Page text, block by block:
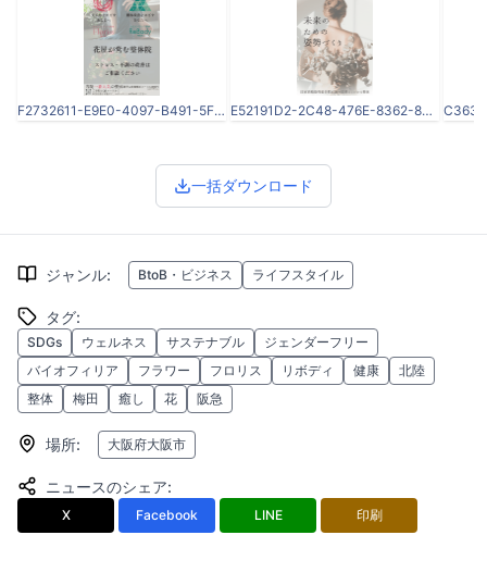
F2732611-E9E0-4097-B491-5F83C7D2A8E6.png E52191D2-2C48-476E-8362-89ADBB715425.png
一括ダウンロード
ジャンル: BtoB・ビジネス ライフスタイル
タグ:
SDGs ウェルネス サステナブル
ジェンダーフリー
バイオフィリア
フラワー フロリス リボディ 健康
北陸
整体
梅田 癒し 花 阪急
場所: 大阪府大阪市
ニュースのシェア:
X Facebook LINE 印刷